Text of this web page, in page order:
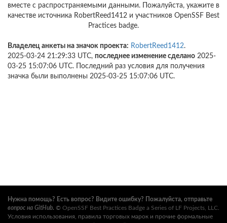
вместе с распространяемыми данными. Пожалуйста, укажите в
качестве источника RobertReed1412 и участников OpenSSF Best
Practices badge.
Владелец анкеты на значок проекта: RobertReed1412.
2025-03-24 21:29:33 UTC, последнее изменение сделано 2025-
03-25 15:07:06 UTC. Последний раз условия для получения
значка были выполнены 2025-03-25 15:07:06 UTC.
Нужна помощь? Есть вопрос? Видите ошибку? Пожалуйста, отправьте
вопрос на GitHub. © OpenSSF Best Practices Badge a Series of LF Projects, LLC
Условия использования, правила торговых марок и прочие формальные